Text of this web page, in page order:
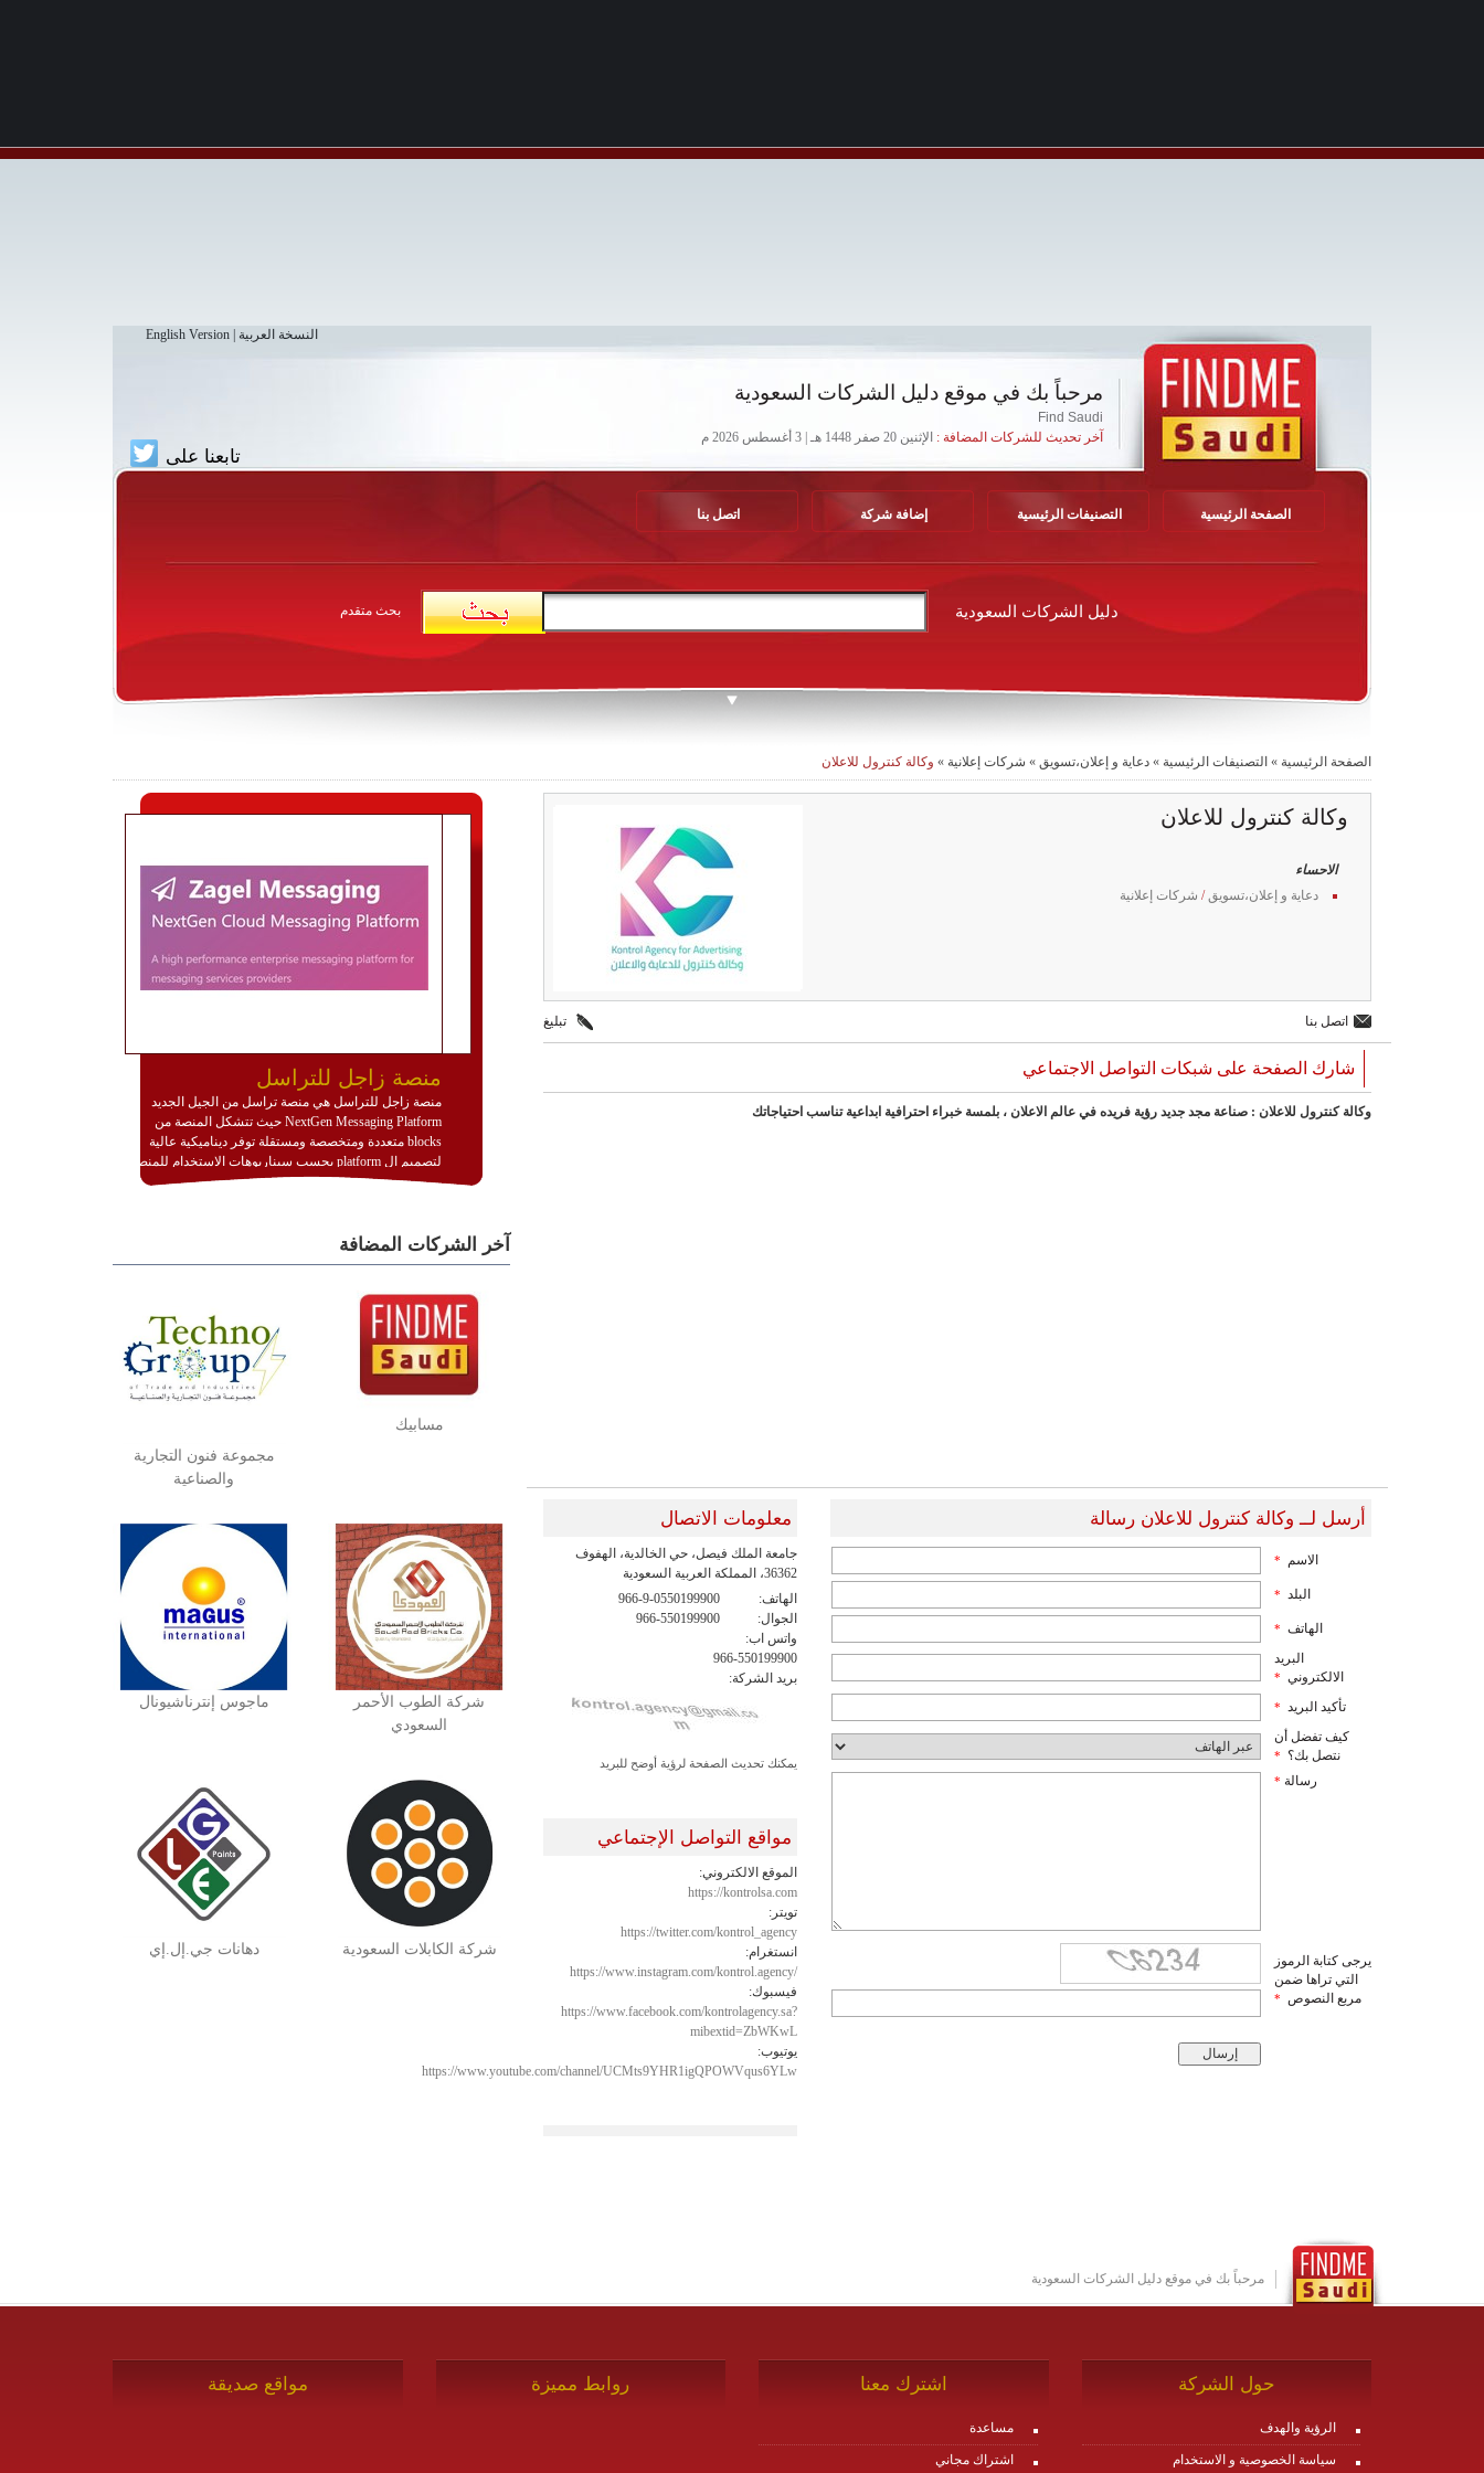
النسخة العربية English Version
مرحباً بك في موقع دليل الشركات السعودية
Find Saudi
آخر تحديث للشركات المضافة : الإثنين 20 صفر 1448 هـ | 3 أغسطس 2026 م
تابعنا على
الصفحة الرئيسية التصنيفات الرئيسية إضافة شركة اتصل بنا
دليل الشركات السعودية بحث متقدم
الصفحة الرئيسية » التصنيفات الرئيسية » دعاية و إعلان،تسويق » شركات إعلانية » وكالة كنترول للاعلان
وكالة كنترول للاعلان
الاحساء
دعاية و إعلان،تسويق/ شركات إعلانية
اتصل بنا تبليغ
شارك الصفحة على شبكات التواصل الاجتماعي
وكالة كنترول للاعلان : صناعة مجد جديد رؤية فريده في عالم الاعلان ، بلمسة خبراء احترافية ابداعية تناسب احتياجاتك
أرسل لــ وكالة كنترول للاعلان رسالة
الاسم *
البلد *
الهاتف *
البريد
الالكتروني *
تأكيد البريد *
كيف تفضل أن
نتصل بك؟ *
رسالة *
يرجى كتابة الرموز
التي تراها ضمن
مربع النصوص *
معلومات الاتصال
جامعة الملك فيصل، حي الخالدية، الهفوف‎
36362، المملكة العربية السعودية
الهاتف:
966-9-0550199900
الجوال:
966-550199900
واتس اب:
966-550199900
بريد الشركة:
يمكنك تحديث الصفحة لرؤية أوضح للبريد
مواقع التواصل الإجتماعي
الموقع الالكتروني:
https://kontrolsa.com
تويتر:
https://twitter.com/kontrol_agency
انستغرام:
https://www.instagram.com/kontrol.agency/
فيسبوك:
https://www.facebook.com/kontrolagency.sa?
mibextid=ZbWKwL
يوتيوب:
https://www.youtube.com/channel/UCMts9YHR1igQPOWVqus6YLw
منصة زاجل للتراسل
منصة زاجل للتراسل هي منصة تراسل من الجيل الجديد
NextGen Messaging Platform حيث تتشكل المنصة من
blocks متعددة ومتخصصة ومستقلة توفر ديناميكية عالية
لتصميم ال platform بحسب سيناريوهات الاستخدام للمنصة
وتتوافق مع النشر والاستثمار ضمن بيئة استضافة dedicated
تخدم أي سيناريو تراسل مهما كان معقدا عبر إضافة ومعايرة
عناصر ديناميكية (dynamic items) وتجهيز إعدادات التواصل
للاطلاع على كافة التفاصيل عبر الموقع :
http://www.plutosms.com/zagel
آخر الشركات المضافة
مسابيك
مجموعة فنون التجارية
والصناعية
شركة الطوب الأحمر
السعودي
ماجوس إنترناشيونال
شركة الكابلات السعودية دهانات جي.إل.إي
مرحباً بك في موقع دليل الشركات السعودية
حول الشركة
الرؤية والهدف
سياسة الخصوصية و الاستخدام
اشترك معنا
مساعدة
اشتراك مجاني
روابط مميزة مواقع صديقة